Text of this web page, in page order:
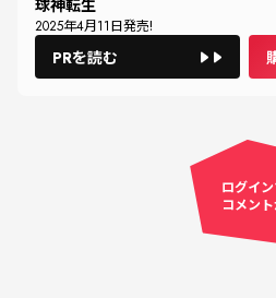
球神転生
2025年4月11日発売!
PRを読む
ログイ
コメン